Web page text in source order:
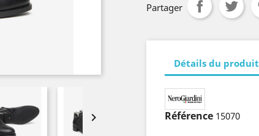

Partager
Détails du produit
Référence 15070